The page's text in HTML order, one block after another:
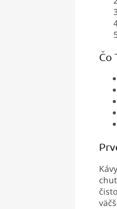
Čo